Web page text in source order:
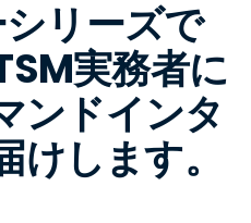
リーズで
実務者に
ンドインタ
けします。